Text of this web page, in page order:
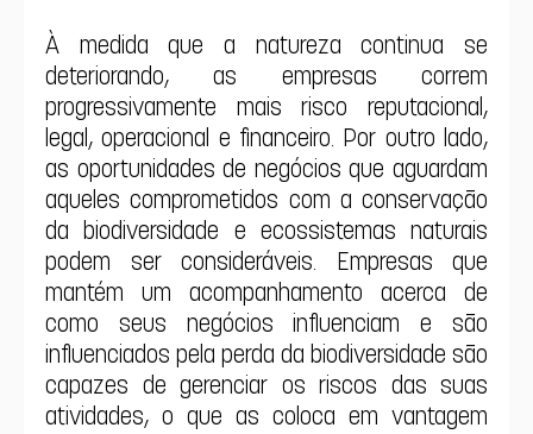
À medida que a natureza continua se
deteriorando, as empresas correm
progressivamente mais risco reputacional,
legal, operacional e financeiro. Por outro lado,
as oportunidades de negócios que aguardam
aqueles comprometidos com a conservação
da biodiversidade e ecossistemas naturais
podem ser consideráveis. Empresas que
mantém um acompanhamento acerca de
como seus negócios influenciam e são
influenciados pela perda da biodiversidade são
capazes de gerenciar os riscos das suas
atividades, o que as coloca em vantagem